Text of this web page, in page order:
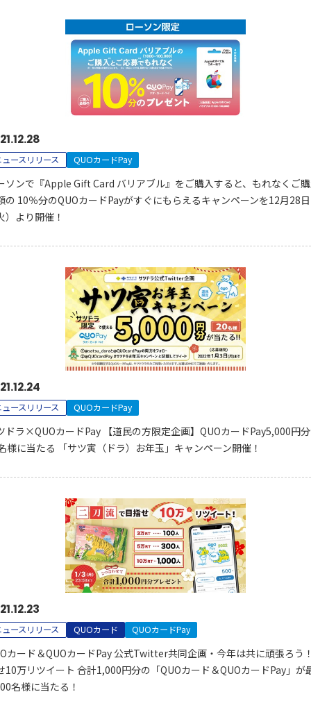
ースリリース QUOカードPay
ソンで『Apple Gift Card バリアブル』をご購入すると、もれなくご
の 10％分のQUOカードPayがすぐにもらえるキャンペーンを12月28日
）より開催！
ースリリース QUOカードPay
ドラ×QUOカードPay 【道民の方限定企画】QUOカードPay5,000円
様に当たる 「サツ寅（ドラ）お年玉」キャンペーン開催！
ースリリース QUOカード QUOカードPay
カード＆QUOカードPay 公式Twitter共同企画・今年は共に頑張ろう
10万リツイート 合計1,000円分の「QUOカード＆QUOカードPay」が
名様に当たる！